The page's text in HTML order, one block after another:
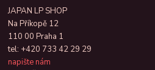
JAPAN LP SHOP
Na Příkopě 12
110 00 Praha 1
tel: +420 733 42 29 29
napište nám